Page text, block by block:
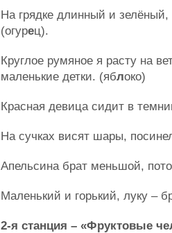
На грядке длинный и
(огурец).
Круглое румяное я расту на
маленькие детки. (яблоко)
Красная девица сидит в
На сучках висят шары,
Апельсина брат меньшой,
Маленький и горький, луку –
2-я станция – «Фруктовые